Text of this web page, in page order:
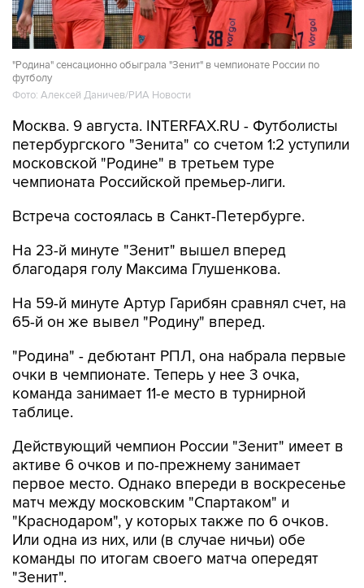
"Родина" сенсационно обыграла "Зенит" в чемпионате России по
футболу
Фото: Алексей Даничев/РИА Новости
Москва. 9 августа. INTERFAX.RU - Футболисты
петербургского "Зенита" со счетом 1:2 уступили
московской "Родине" в третьем туре
чемпионата Российской премьер-лиги.
Встреча состоялась в Санкт-Петербурге.
На 23-й минуте "Зенит" вышел вперед
благодаря голу Максима Глушенкова.
На 59-й минуте Артур Гарибян сравнял счет, на
65-й он же вывел "Родину" вперед.
"Родина" - дебютант РПЛ, она набрала первые
очки в чемпионате. Теперь у нее 3 очка,
команда занимает 11-е место в турнирной
таблице.
Действующий чемпион России "Зенит" имеет в
активе 6 очков и по-прежнему занимает
первое место. Однако впереди в воскресенье
матч между московским "Спартаком" и
"Краснодаром", у которых также по 6 очков.
Или одна из них, или (в случае ничьи) обе
команды по итогам своего матча опередят
"Зенит".